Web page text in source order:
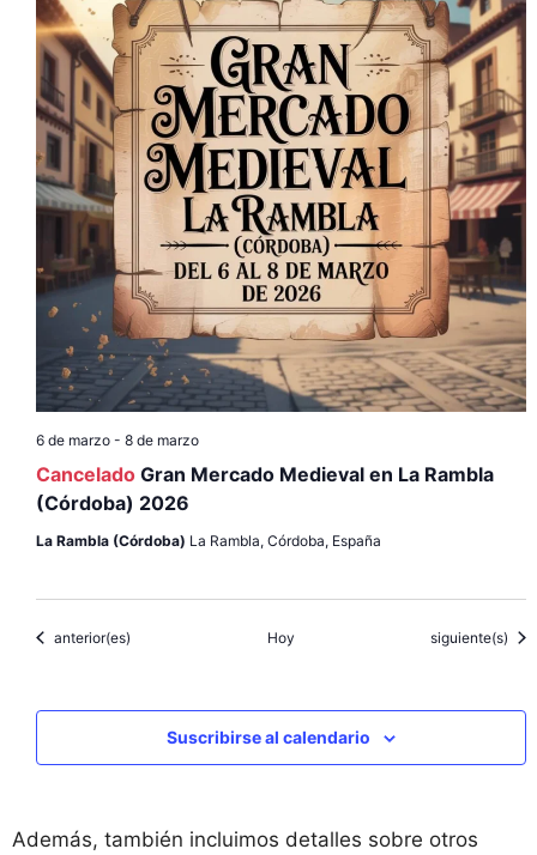
Cancelado Gran Mercado Medieval en La Rambla
(Córdoba) 2026
6 de marzo- 8 de marzo
La Rambla (Córdoba) La Rambla, Córdoba, España
Eventos
anterior(es) Hoy Eventos
siguiente(s)
Suscribirse al calendario
Además, también incluimos detalles sobre otros